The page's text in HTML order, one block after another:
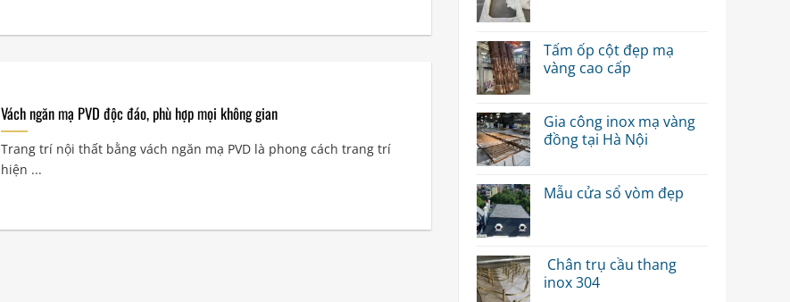
Vách ngăn mạ PVD độc đáo, phù hợp mọi không gian
Trang trí nội thất bằng vách ngăn mạ PVD là phong cách trang trí
hiện ...
Tấm ốp cột đẹp mạ
vàng cao cấp
Gia công inox mạ vàng
đồng tại Hà Nội
Mẫu cửa sổ vòm đẹp
Chân trụ cầu thang
inox 304